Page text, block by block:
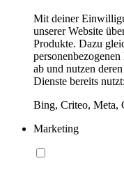
Mit deiner
unserer Website
Produkte. Dazu
ab und nutzen
Dienste bereits nutzt:
Bing, Criteo, Meta,
Marketing